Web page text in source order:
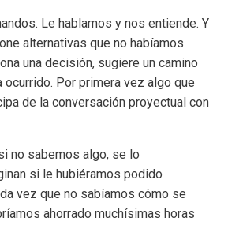
Le hablamos y nos entiende. Y
alternativas que no habíamos
una decisión, sugiere un camino
ocurrido. Por primera vez algo que
de la conversación proyectual con
no sabemos algo, se lo
si le hubiéramos podido
vez que no sabíamos cómo se
ahorrado muchísimas horas